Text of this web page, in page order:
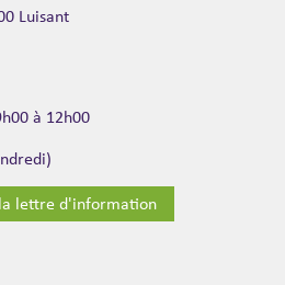
Luisant
à 12h00
lettre d'information